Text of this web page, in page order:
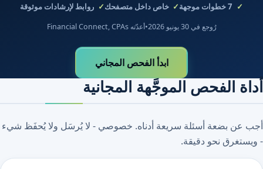
7خطوات موجهة خاص داخل متصفحك روابط لإرشادات موثوقة
رُوجع في 30 يونيو 2026 •أعدّته Financial Connect, CPAs
ابدأ الفحص المجاني
أداة الفحص الموجَّهة المجانية
أجب عن بضعة أسئلة سريعة أدناه. خصوصي - لا يُرسَل ولا يُحفَظ شيء
- ويستغرق نحو دقيقة.